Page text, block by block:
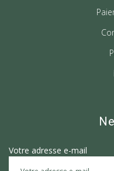
Votre adresse e-mail